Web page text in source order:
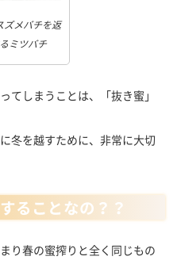
ズメバチを返
ミツバチ
てしまうことは、「抜き蜜」
冬を越すために、非常に大切
ることなの？？
り春の蜜搾りと全く同じもの